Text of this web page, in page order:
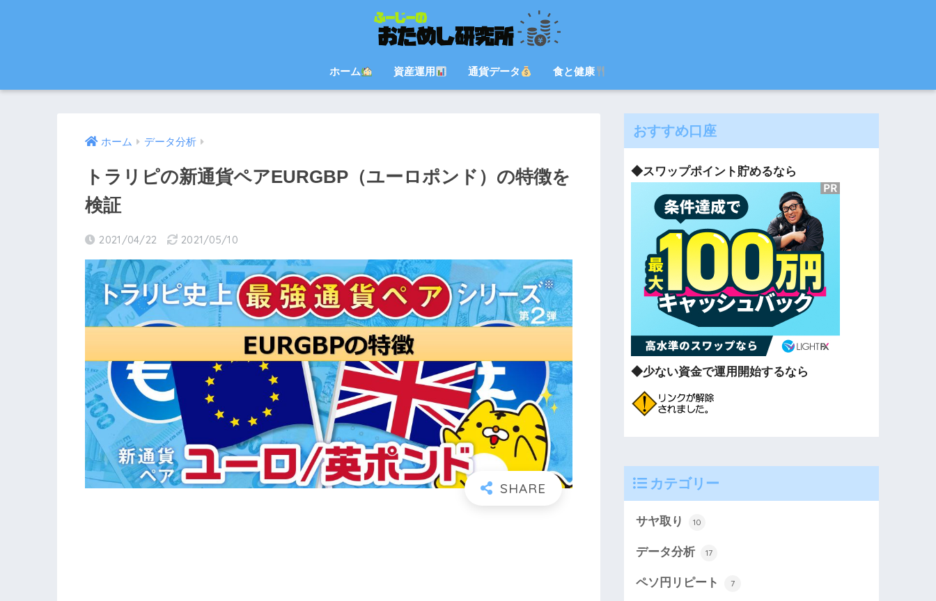
ホーム 資産運用 通貨データ 食と健康
ホーム データ分析
トラリピの新通貨ペアEURGBP（ユーロポンド）の特徴を
検証
2021/04/22 2021/05/10
おすすめ口座
◆スワップポイント貯めるなら
◆少ない資金で運用開始するなら
カテゴリー
サヤ取り 10
データ分析 17
ペソ円リピート 7